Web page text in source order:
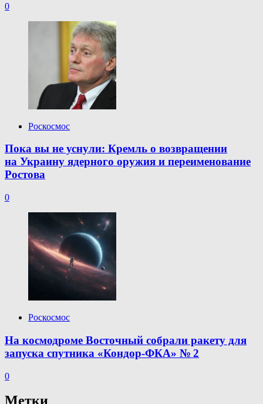
0
Роскосмос
Пока вы не уснули: Кремль о возвращении
на Украину ядерного оружия и переименование
Ростова
0
Роскосмос
На космодроме Восточный собрали ракету для
запуска спутника «Кондор-ФКА» № 2
0
Метки